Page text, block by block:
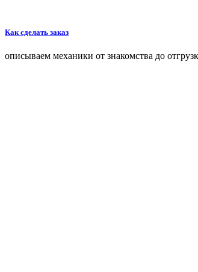
Как сделать заказ
описываем механики от знакомства до